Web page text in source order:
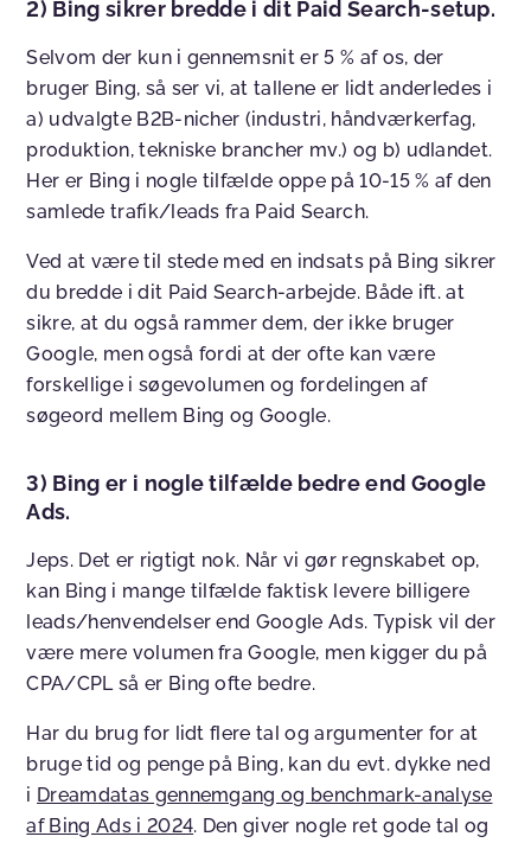
2) Bing sikrer bredde i dit Paid Search-setup.
Selvom der kun i gennemsnit er 5 % af os, der
bruger Bing, så ser vi, at tallene er lidt anderledes i
a) udvalgte B2B-nicher (industri, håndværkerfag,
produktion, tekniske brancher mv.) og b) udlandet.
Her er Bing i nogle tilfælde oppe på 10-15 % af den
samlede trafik/leads fra Paid Search.
Ved at være til stede med en indsats på Bing sikrer
du bredde i dit Paid Search-arbejde. Både ift. at
sikre, at du også rammer dem, der ikke bruger
Google, men også fordi at der ofte kan være
forskellige i søgevolumen og fordelingen af
søgeord mellem Bing og Google.
3) Bing er i nogle tilfælde bedre end Google
Ads.
Jeps. Det er rigtigt nok. Når vi gør regnskabet op,
kan Bing i mange tilfælde faktisk levere billigere
leads/henvendelser end Google Ads. Typisk vil der
være mere volumen fra Google, men kigger du på
CPA/CPL så er Bing ofte bedre.
Har du brug for lidt flere tal og argumenter for at
bruge tid og penge på Bing, kan du evt. dykke ned
i Dreamdatas gennemgang og benchmark-analyse
af Bing Ads i 2024. Den giver nogle ret gode tal og